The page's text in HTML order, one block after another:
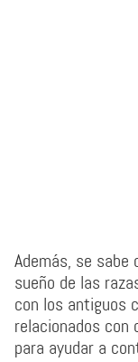
Además, se
sueño de las
con los antiguos
relacionados con
para ayudar a